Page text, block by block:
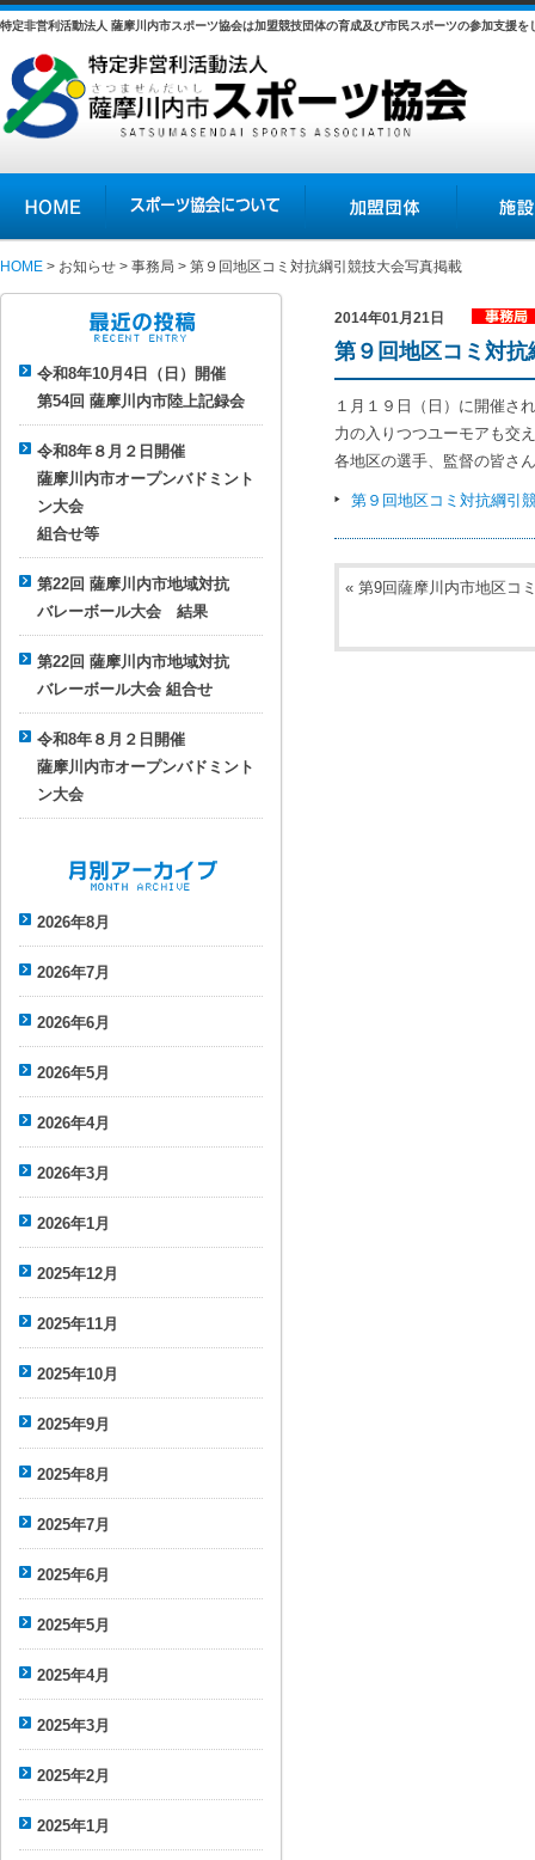
特定非営利活動法人 薩摩川内市スポーツ協会は加盟競技団体の育成及び市民スポーツの参加支援を
スポーツ協会について 加盟団体 施設の紹介
HOME > お知らせ > 事務局 > 第９回地区コミ対抗綱引競技大会写真掲載
令和8年10月4日（日）開催
第54回 薩摩川内市陸上記録会
令和8年８月２日開催
薩摩川内市オープンバドミント
ン大会
組合せ等
第22回 薩摩川内市地域対抗
バレーボール大会 結果
第22回 薩摩川内市地域対抗
バレーボール大会 組合せ
令和8年８月２日開催
薩摩川内市オープンバドミント
ン大会
2026年8月
2026年7月
2026年6月
2026年5月
2026年4月
2026年3月
2026年1月
2025年12月
2025年11月
2025年10月
2025年9月
2025年8月
2025年7月
2025年6月
2025年5月
2025年4月
2025年3月
2025年2月
2025年1月
2014年01月21日
事務局
第９回地区コミ対
１月１９日（日）に開催さ
力の入りつつユーモアも交
各地区の選手、監督の皆さ
第９回地区コミ対抗綱引
« 第9回薩摩川内市地区コ